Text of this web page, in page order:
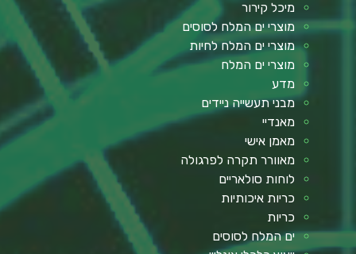
מיכל קירור
מוצרי ים המלח לסוסים
מוצרי ים המלח לחיות
מוצרי ים המלח
מדע
מבני תעשייה ניידים
מאנדיי
מאמן אישי
מאוורר תקרה לפרגולה
לוחות סולאריים
כריות איכותיות
כריות
ים המלח לסוסים